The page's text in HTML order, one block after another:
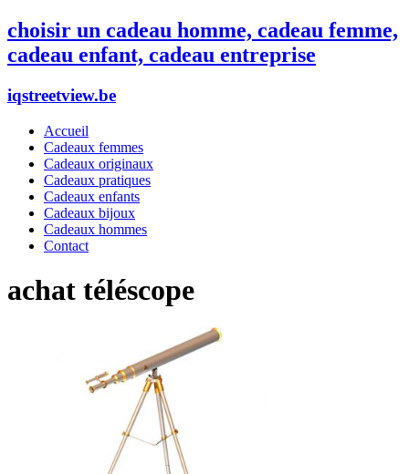
choisir un cadeau homme, cadeau femme,
cadeau enfant, cadeau entreprise
iqstreetview.be
Accueil
Cadeaux femmes
Cadeaux originaux
Cadeaux pratiques
Cadeaux enfants
Cadeaux bijoux
Cadeaux hommes
Contact
achat téléscope